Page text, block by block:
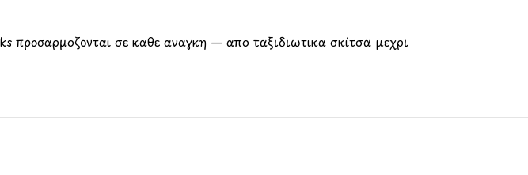
προσαρμόζονται σε κάθε ανάγκη — από ταξιδιωτικά σκίτσα μέχρι